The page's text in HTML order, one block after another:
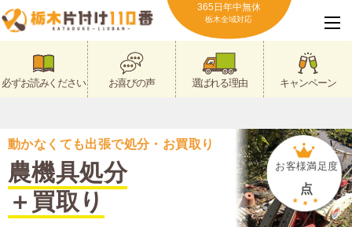
365日年中無休
栃木全域対応
必ずお読みください お喜びの声 選ばれる理由 キャンペーン
動かなくても出張で処分・お買取り
農機具処分
＋買取り
お客様満足度
点